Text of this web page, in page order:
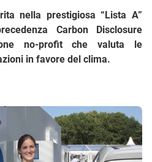
nella prestigiosa “Lista A”
Carbon Disclosure
no-profit che valuta le
in favore del clima.